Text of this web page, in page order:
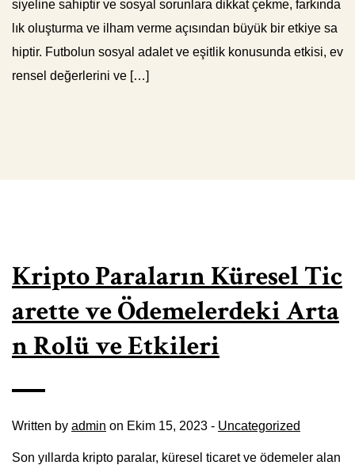
siyeline sahiptir ve sosyal sorunlara dikkat çekme, farkında
lık oluşturma ve ilham verme açısından büyük bir etkiye sa
hiptir. Futbolun sosyal adalet ve eşitlik konusunda etkisi, ev
rensel değerlerini ve […]
Kripto Paraların Küresel Tic
arette ve Ödemelerdeki Arta
n Rolü ve Etkileri
Written by admin on Ekim 15, 2023 - Uncategorized
Son yıllarda kripto paralar, küresel ticaret ve ödemeler alan